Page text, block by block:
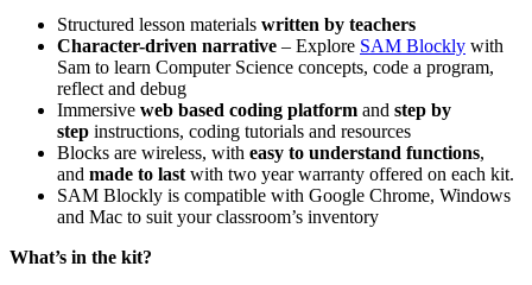
Structured lesson materials written by teachers
Character-driven narrative – Explore SAM Blockly with
Sam to learn Computer Science concepts, code a program,
reflect and debug
Immersive web based coding platform and step by
step instructions, coding tutorials and resources
Blocks are wireless, with easy to understand functions,
and made to last with two year warranty offered on each kit.
SAM Blockly is compatible with Google Chrome, Windows
and Mac to suit your classroom’s inventory
What’s in the kit?